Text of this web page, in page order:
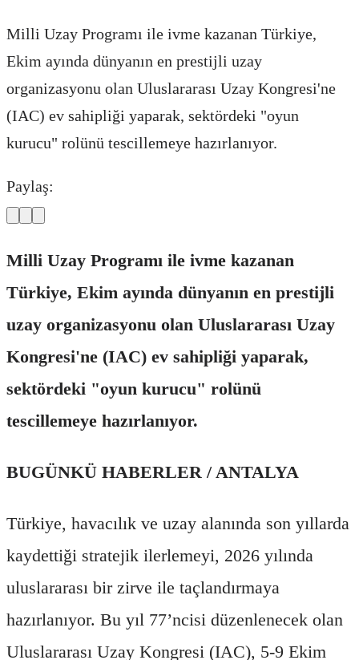
Milli Uzay Programı ile ivme kazanan Türkiye,
Ekim ayında dünyanın en prestijli uzay
organizasyonu olan Uluslararası Uzay Kongresi'ne
(IAC) ev sahipliği yaparak, sektördeki "oyun
kurucu" rolünü tescillemeye hazırlanıyor.
Paylaş:
Milli Uzay Programı ile ivme kazanan
Türkiye, Ekim ayında dünyanın en prestijli
uzay organizasyonu olan Uluslararası Uzay
Kongresi'ne (IAC) ev sahipliği yaparak,
sektördeki "oyun kurucu" rolünü
tescillemeye hazırlanıyor.
BUGÜNKÜ HABERLER / ANTALYA
Türkiye, havacılık ve uzay alanında son yıllarda
kaydettiği stratejik ilerlemeyi, 2026 yılında
uluslararası bir zirve ile taçlandırmaya
hazırlanıyor. Bu yıl 77’ncisi düzenlenecek olan
Uluslararası Uzay Kongresi (IAC), 5-9 Ekim